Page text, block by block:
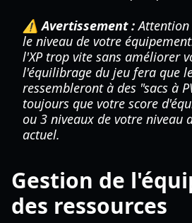
⚠️ Avertissement :Attention
le niveau de votre
l'XP trop vite sans améliorer
l'équilibrage du jeu fera que
ressembleront à des "sacs à
toujours que votre score
ou 3 niveaux de votre niveau
actuel.
Gestion de
des ressources